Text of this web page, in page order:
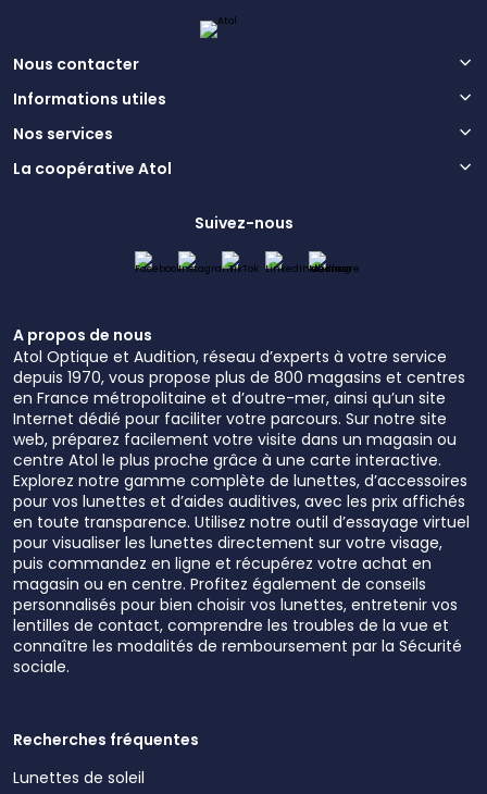
Nous contacter
Informations utiles
Nos services
La coopérative Atol
Suivez-nous
A propos de nous
Atol Optique et Audition, réseau d’experts à votre service
depuis 1970, vous propose plus de 800 magasins et centres
en France métropolitaine et d’outre-mer, ainsi qu’un site
Internet dédié pour faciliter votre parcours. Sur notre site
web, préparez facilement votre visite dans un magasin ou
centre Atol le plus proche grâce à une carte interactive.
Explorez notre gamme complète de lunettes, d’accessoires
pour vos lunettes et d’aides auditives, avec les prix affichés
en toute transparence. Utilisez notre outil d’essayage virtuel
pour visualiser les lunettes directement sur votre visage,
puis commandez en ligne et récupérez votre achat en
magasin ou en centre. Profitez également de conseils
personnalisés pour bien choisir vos lunettes, entretenir vos
lentilles de contact, comprendre les troubles de la vue et
connaître les modalités de remboursement par la Sécurité
sociale.
Recherches fréquentes
Lunettes de soleil